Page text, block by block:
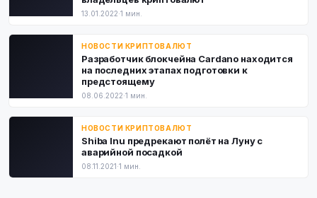
13.01.2022·1 мин.
НОВОСТИ КРИПТОВАЛЮТ
Разработчик блокчейна Cardano находится
на последних этапах подготовки к
предстоящему
08.06.2022·1 мин.
НОВОСТИ КРИПТОВАЛЮТ
Shiba Inu предрекают полёт на Луну с
аварийной посадкой
08.11.2021·1 мин.